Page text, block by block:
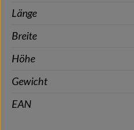
Länge
Breite
Höhe
Gewicht
EAN